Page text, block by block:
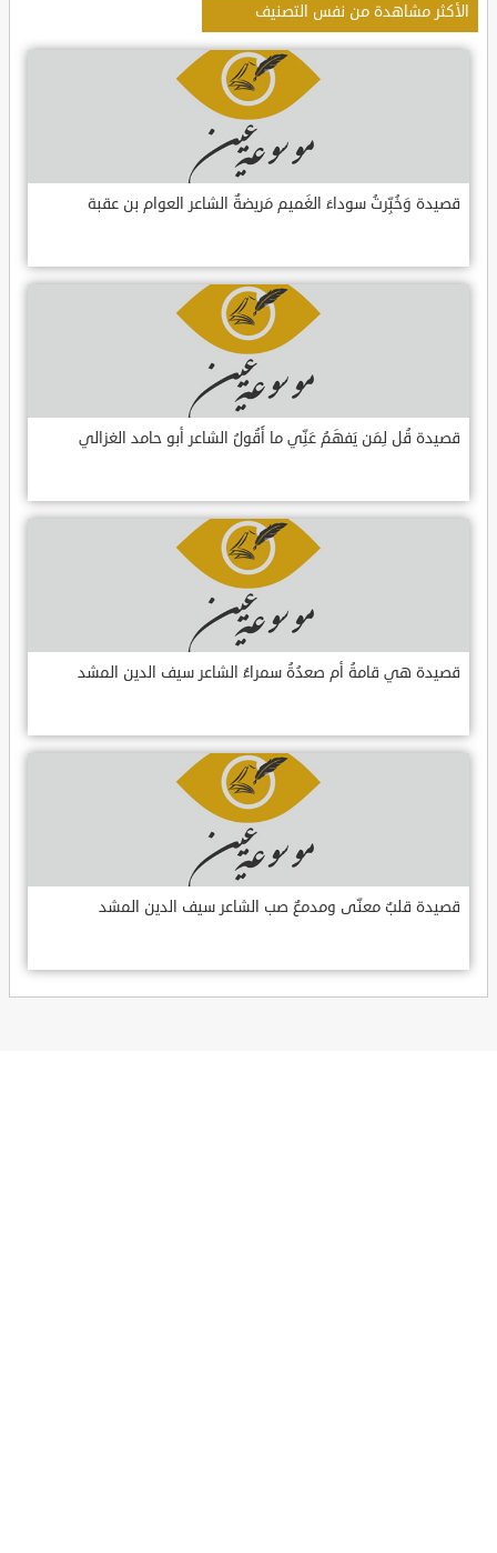
الأكثر مشاهدة من نفس التصنيف
قصيدة وَخُبِّرتُ سوداءَ الغَميم مَريضةٌ الشاعر العوام بن عقبة
قصيدة قُل لِمَن يَفهَمُ عَنِّي ما أَقُولُ الشاعر أبو حامد الغزالي
قصيدة هي قامةُ أم صعدُةُ سمراءُ الشاعر سيف الدين المشد
قصيدة قلبٌ معنّى ومدمعٌ صب الشاعر سيف الدين المشد